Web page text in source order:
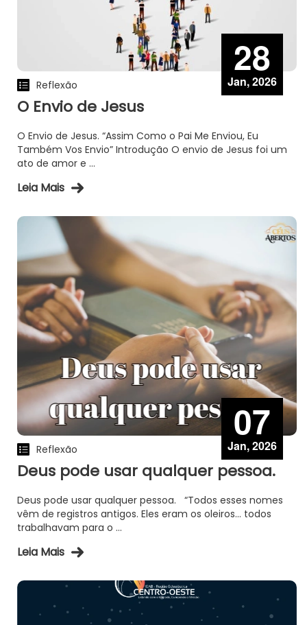
28
Jan, 2026
Reflexão
O Envio de Jesus
O Envio de Jesus. “Assim Como o Pai Me Enviou, Eu
Também Vos Envio” Introdução O envio de Jesus foi um
ato de amor e ...
Leia Mais
07
Jan, 2026
Reflexão
Deus pode usar qualquer pessoa.
Deus pode usar qualquer pessoa. “Todos esses nomes
vêm de registros antigos. Eles eram os oleiros… todos
trabalhavam para o ...
Leia Mais